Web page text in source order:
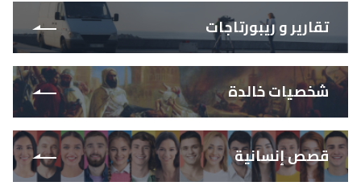
تقارير و ريبورتاجات
شخصيات خالدة
قصص إنسانية